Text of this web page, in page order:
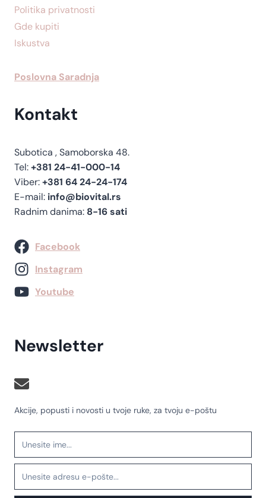
Politika privatnosti
Gde kupiti
Iskustva
Poslovna Saradnja
Kontakt
Subotica , Samoborska 48.
Tel:+381 24-41-000-14
Viber:+381 64 24-24-174
E-mail: info@biovital.rs
Radnim danima: 8-16 sati
Facebook
Instagram
Youtube
Newsletter
Akcije, popusti i novosti u tvoje ruke, za tvoju e-poštu